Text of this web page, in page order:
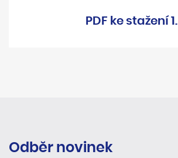
PDF ke stažení 1.
Odběr novinek